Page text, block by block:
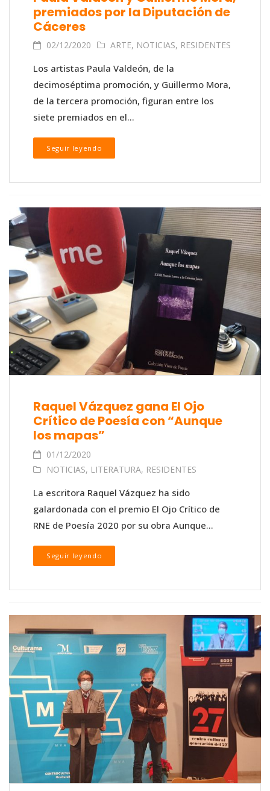
premiados por la Diputación de
Cáceres
02/12/2020 ARTE, NOTICIAS, RESIDENTES
Los artistas Paula Valdeón, de la
decimoséptima promoción, y Guillermo Mora,
de la tercera promoción, figuran entre los
siete premiados en el...
Seguir leyendo
Raquel Vázquez gana El Ojo
Crítico de Poesía con “Aunque
los mapas”
01/12/2020
NOTICIAS, LITERATURA, RESIDENTES
La escritora Raquel Vázquez ha sido
galardonada con el premio El Ojo Crítico de
RNE de Poesía 2020 por su obra Aunque...
Seguir leyendo